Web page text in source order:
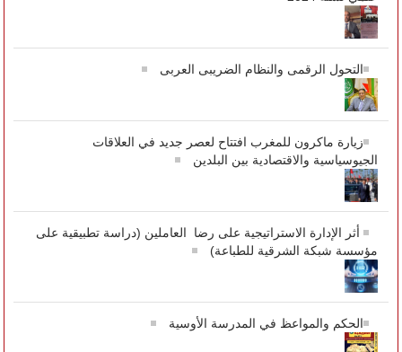
التحول الرقمى والنظام الضريبى العربى
زيارة ماكرون للمغرب افتتاح لعصر جديد في العلاقات
الجيوسياسية والاقتصادية بين البلدين
أثر الإدارة الاستراتيجية على رضا العاملين (دراسة تطبيقية على
مؤسسة شبكة الشرقية للطباعة)
الحكم والمواعظ في المدرسة الأوسية